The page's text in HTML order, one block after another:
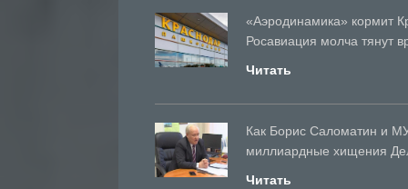
«Аэродинамика» кормит
Росавиация молча тянут
Читать
Как Борис Саломатин и
миллиардные хищения
Читать